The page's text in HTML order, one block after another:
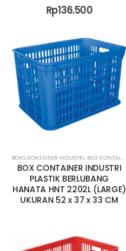
Rp136.500
BOKS KONTAINER INDUSTRI, BOX CONTAINER BESAR
BOX CONTAINER INDUSTRI
PLASTIK BERLUBANG
HANATA HNT 2202L (LARGE)
UKURAN 52 x 37 x 33 CM